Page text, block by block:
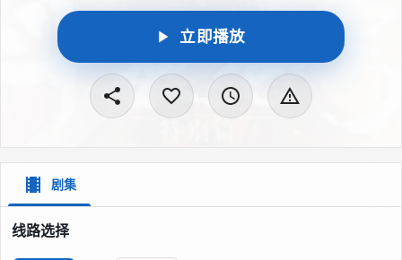
立即播放
剧集
线路选择